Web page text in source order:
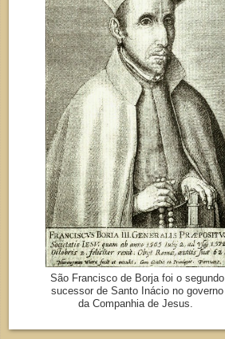
São Francisco de Borja foi o segundo
sucessor de Santo Inácio no governo
da Companhia de Jesus.